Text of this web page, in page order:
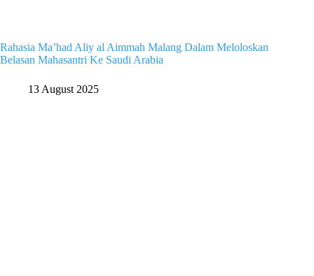
Rahasia Ma’had Aliy al Aimmah Malang Dalam Meloloskan
Belasan Mahasantri Ke Saudi Arabia
13 August 2025